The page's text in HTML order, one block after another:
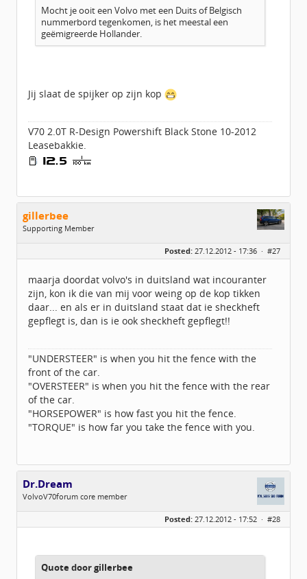
Mocht je ooit een Volvo met een Duits of Belgisch
nummerbord tegenkomen, is het meestal een
geëmigreerde Hollander.
Jij slaat de spijker op zijn kop
V70 2.0T R-Design Powershift Black Stone 10-2012
Leasebakkie.
gillerbee
Supporting Member
Leeftijd:
54
Geregistreerd:09 / 2010
Posted: 27.12.2012 - 17:36 · #27
maarja doordat volvo's in duitsland wat incouranter
zijn, kon ik die van mij voor weing op de kop tikken
daar... en als er in duitsland staat dat ie sheckheft
gepflegt is, dan is ie ook sheckheft gepflegt!!
"UNDERSTEER" is when you hit the fence with the
front of the car.
"OVERSTEER" is when you hit the fence with the rear
of the car.
"HORSEPOWER" is how fast you hit the fence.
"TORQUE" is how far you take the fence with you.
Dr.Dream
VolvoV70forum core member
Geslacht:
Übach-Palenberg (Scherpenseel)
Leeftijd:
44
Posted: 27.12.2012 - 17:52 · #28
Quote door gillerbee